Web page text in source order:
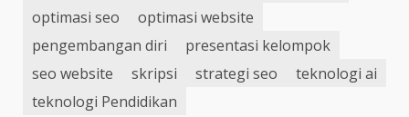
optimasi seo
optimasi website
pengembangan diri
presentasi kelompok
seo website
skripsi strategi seo
teknologi ai
teknologi Pendidikan